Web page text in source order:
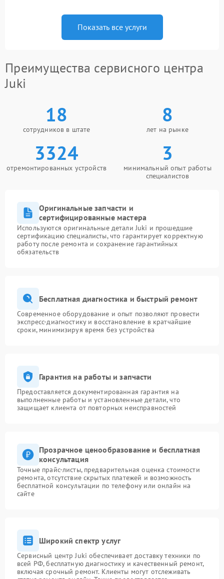
Показать все услуги
Преимущества сервисного центра
Juki
18
сотрудников в штате
8
лет на рынке
3324
отремонтированных устройств
3
минимальный опыт работы
специалистов
Оригинальные запчасти и
сертифицированные мастера
Используются оригинальные детали Juki и прошедшие
сертификацию специалисты, что гарантирует корректную
работу после ремонта и сохранение гарантийных
обязательств
Бесплатная диагностика и быстрый ремонт
Современное оборудование и опыт позволяют провести
экспресс-диагностику и восстановление в кратчайшие
сроки, минимизируя время без устройства
Гарантия на работы и запчасти
Предоставляется документированная гарантия на
выполненные работы и установленные детали, что
защищает клиента от повторных неисправностей
Прозрачное ценообразование и бесплатная
консультация
Точные прайс-листы, предварительная оценка стоимости
ремонта, отсутствие скрытых платежей и возможность
бесплатной консультации по телефону или онлайн на
сайте
Широкий спектр услуг
Сервисный центр Juki обеспечивает доставку техники по
всей РФ, бесплатную диагностику и качественный ремонт,
включая срочный ремонт. Клиенты могут отслеживать